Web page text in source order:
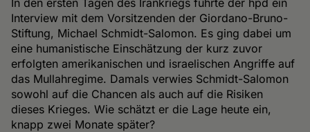
Interview mit dem Vorsitzenden der Giordano-Bruno-
Stiftung, Michael Schmidt-Salomon. Es ging dabei um
eine humanistische Einschätzung der kurz zuvor
erfolgten amerikanischen und israelischen Angriffe auf
das Mullahregime. Damals verwies Schmidt-Salomon
sowohl auf die Chancen als auch auf die Risiken
dieses Krieges. Wie schätzt er die Lage heute ein,
knapp zwei Monate später?